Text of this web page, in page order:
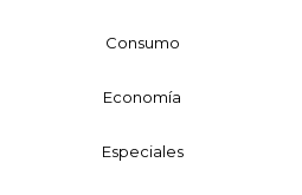
Consumo
Economía
Especiales